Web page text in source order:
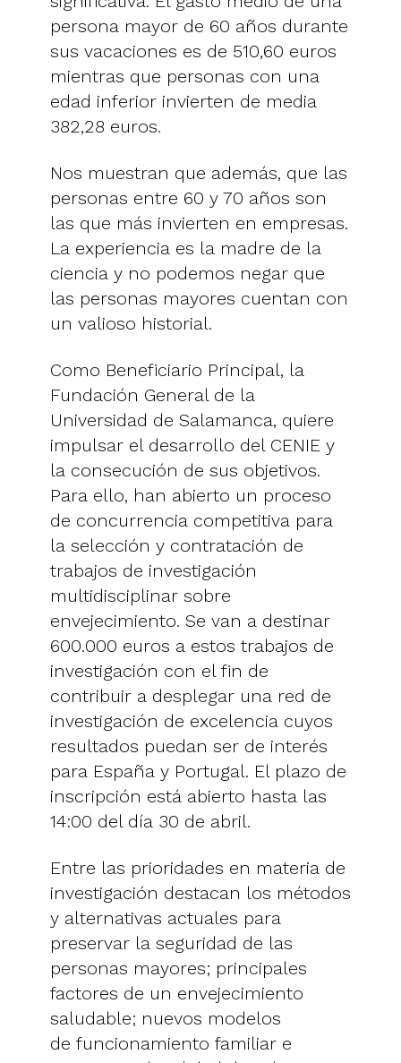
persona mayor de 60 años durante
sus vacaciones es de 510,60 euros
mientras que personas con una
edad inferior invierten de media
382,28 euros.
Nos muestran que además, que las
personas entre 60 y 70 años son
las que más invierten en empresas.
La experiencia es la madre de la
ciencia y no podemos negar que
las personas mayores cuentan con
un valioso historial.
Como Beneficiario Principal, la
Fundación General de la
Universidad de Salamanca, quiere
impulsar el desarrollo del CENIE y
la consecución de sus objetivos.
Para ello, han abierto un proceso
de concurrencia competitiva para
la selección y contratación de
trabajos de investigación
multidisciplinar sobre
envejecimiento. Se van a destinar
600.000 euros a estos trabajos de
investigación con el fin de
contribuir a desplegar una red de
investigación de excelencia cuyos
resultados puedan ser de interés
para España y Portugal. El plazo de
inscripción está abierto hasta las
14:00 del día 30 de abril.
Entre las prioridades en materia de
investigación destacan los métodos
y alternativas actuales para
preservar la seguridad de las
personas mayores; principales
factores de un envejecimiento
saludable; nuevos modelos
de funcionamiento familiar e